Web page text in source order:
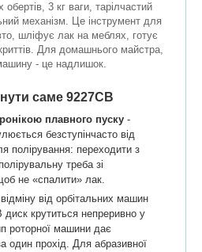
3 кг ваги, тарілчастий
механізм. Це інструмент для
шліфує лак на меблях, готує
Для домашнього майстра,
- це надлишок.
саме 9227СВ
плавного пуску -
безступінчасто від
полірування: переходити з
треба зі
не «спалити» лак.
від орбітальних машин
крутиться непреривно у
роторної машини дає
один прохід. Для абразивної